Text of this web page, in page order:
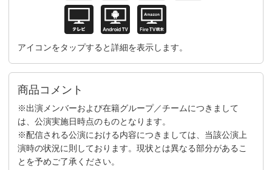
アイコンをタップすると詳細を表示します。
商品コメント
※出演メンバーおよび在籍グループ／チームにつきまして
は、公演実施日時点のものとなります。
※配信される公演における内容につきましては、当該公演上
演時の状況に則しております。現状とは異なる部分があるこ
とを予めご了承ください。